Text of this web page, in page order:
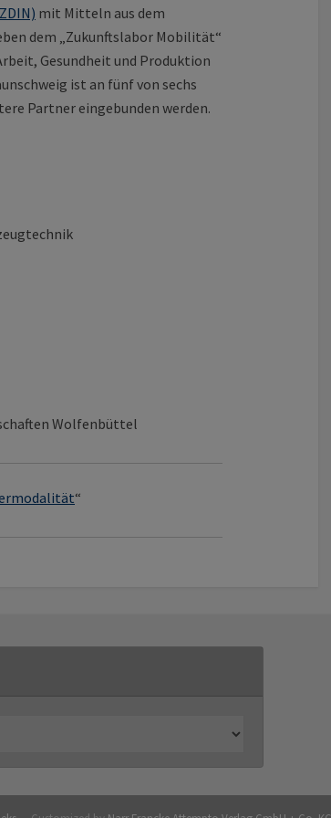
mit Mitteln aus dem
dem „Zukunftslabor Mobilität“
Gesundheit und Produktion
ist an fünf von sechs
Partner eingebunden werden.
Wolfenbüttel
“